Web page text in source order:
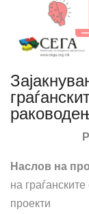
Наслов на
на
проекти